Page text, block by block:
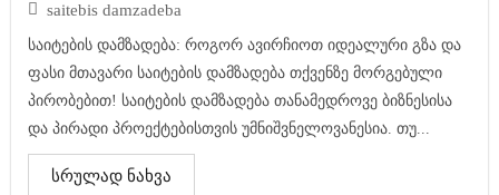
saitebis damzadeba
საიტების დამზადება: როგორ ავირჩიოთ იდეალური გზა და
ფასი მთავარი საიტების დამზადება თქვენზე მორგებული
პირობებით! საიტების დამზადება თანამედროვე ბიზნესისა
და პირადი პროექტებისთვის უმნიშვნელოვანესია. თუ...
სრულად ნახვა